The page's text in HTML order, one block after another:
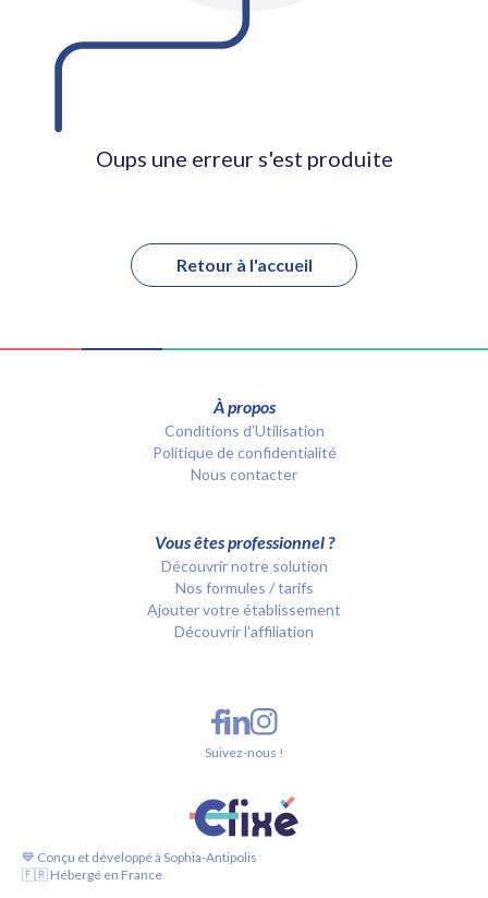
Oups une erreur s'est produite
Retour à l'accueil
À propos
Conditions d’Utilisation
Politique de confidentialité
Nous contacter
Vous êtes professionnel ?
Découvrir notre solution
Nos formules / tarifs
Ajouter votre établissement
Découvrir l'affiliation
💙 Conçu et développé à Sophia-Antipolis
🇫🇷 Hébergé en France
Suivez-nous !